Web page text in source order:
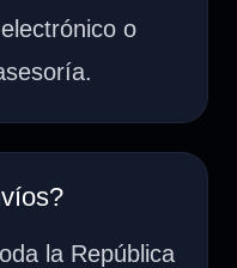
o
la República